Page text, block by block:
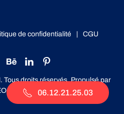
de confidentialité CGU
Tous droits réservés. Propulsé par
06.12.21.25.03